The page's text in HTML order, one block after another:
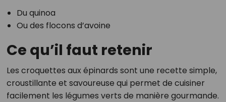
Du quinoa
Ou des flocons d’avoine
Ce qu’il faut retenir
Les croquettes aux épinards sont une recette simple,
croustillante et savoureuse qui permet de cuisiner
facilement les légumes verts de manière gourmande.